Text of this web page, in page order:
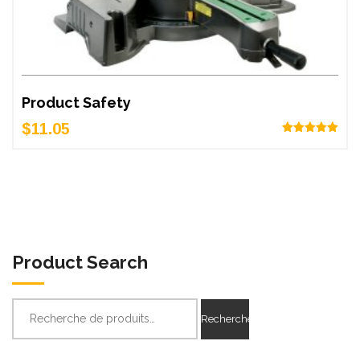
Product Safety
$11.05
Product Search
pour :
Recherche